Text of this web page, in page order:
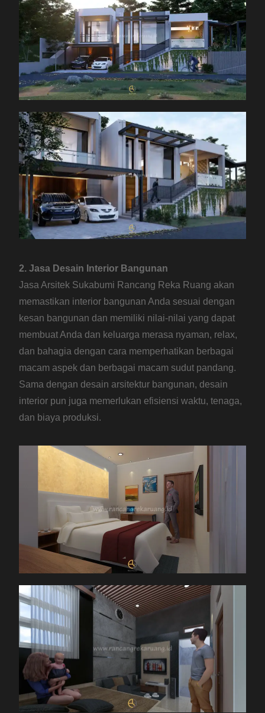
2. Jasa Desain Interior Bangunan
Jasa Arsitek Sukabumi Rancang Reka Ruang akan
memastikan interior bangunan Anda sesuai dengan
kesan bangunan dan memiliki nilai-nilai yang dapat
membuat Anda dan keluarga merasa nyaman, relax,
dan bahagia dengan cara memperhatikan berbagai
macam aspek dan berbagai macam sudut pandang.
Sama dengan desain arsitektur bangunan, desain
interior pun juga memerlukan efisiensi waktu, tenaga,
dan biaya produksi.